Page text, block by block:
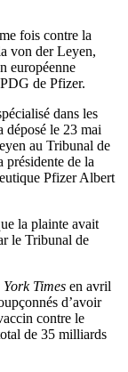
fois contre la
von der Leyen,
européenne
de Pfizer.
dans les
déposé le 23 mai
au Tribunal de
présidente de la
Pfizer Albert
la plainte avait
le Tribunal de
York Times en avril
d’avoir
contre le
de 35 milliards